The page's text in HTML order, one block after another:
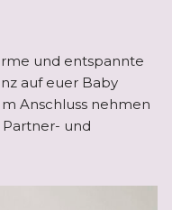
und entspannte
auf euer Baby
Anschluss nehmen
und